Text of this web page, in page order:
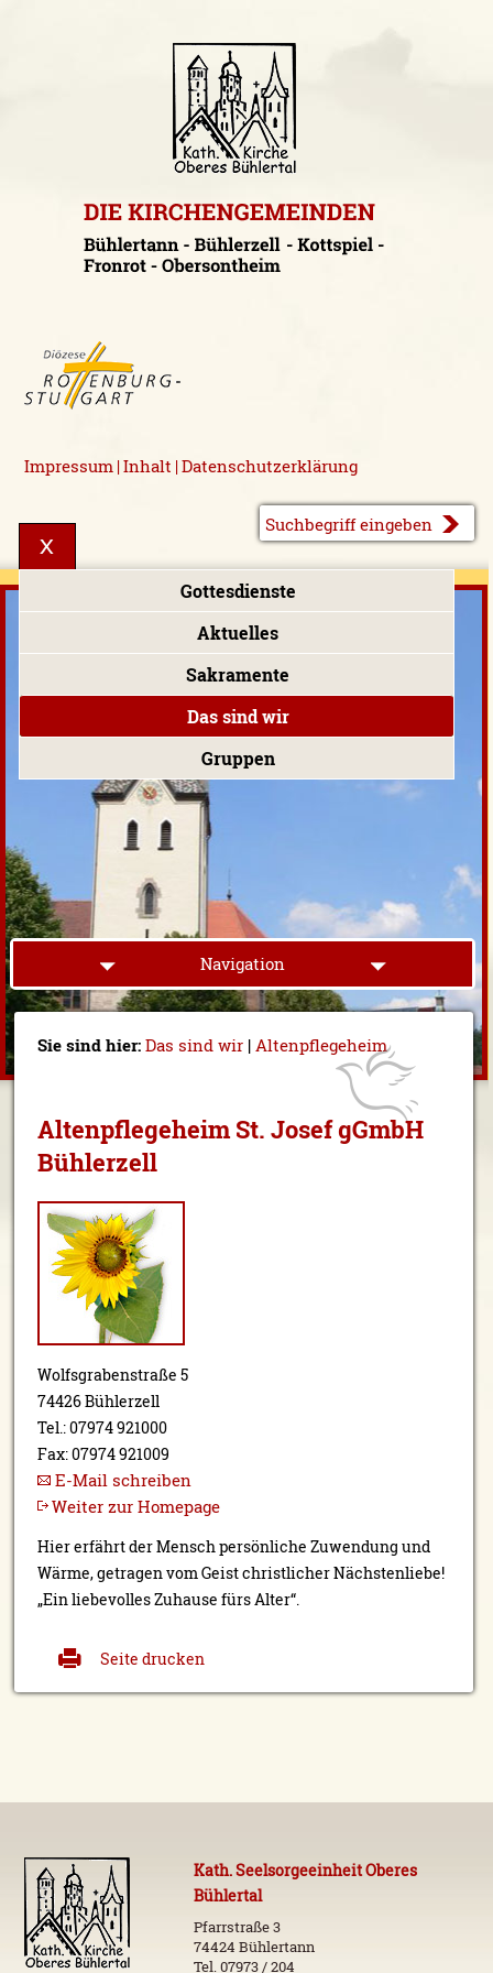
Impressum |Inhalt |Datenschutzerklärung
Gottesdienste
Aktuelles
Sakramente
Das sind wir
Gruppen
Navigation
Sie sind hier:Das sind wir|Altenpflegeheim
Altenpflegeheim St. Josef gGmbH
Bühlerzell
Wolfsgrabenstraße 5
74426 Bühlerzell
Tel.: 07974 921000
Fax: 07974 921009
E-Mail schreiben
Weiter zur Homepage
Hier erfährt der Mensch persönliche Zuwendung und
Wärme, getragen vom Geist christlicher Nächstenliebe!
„Ein liebevolles Zuhause fürs Alter“.
Seite drucken
Kath. Seelsorgeeinheit Oberes
Bühlertal
Pfarrstraße 3
74424 Bühlertann
Tel. 07973 / 204